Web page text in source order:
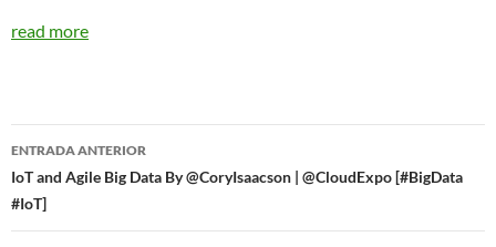
read more
Navegador
de
entradas
ENTRADA ANTERIOR
IoT and Agile Big Data By @CoryIsaacson | @CloudExpo [#BigData
#IoT]